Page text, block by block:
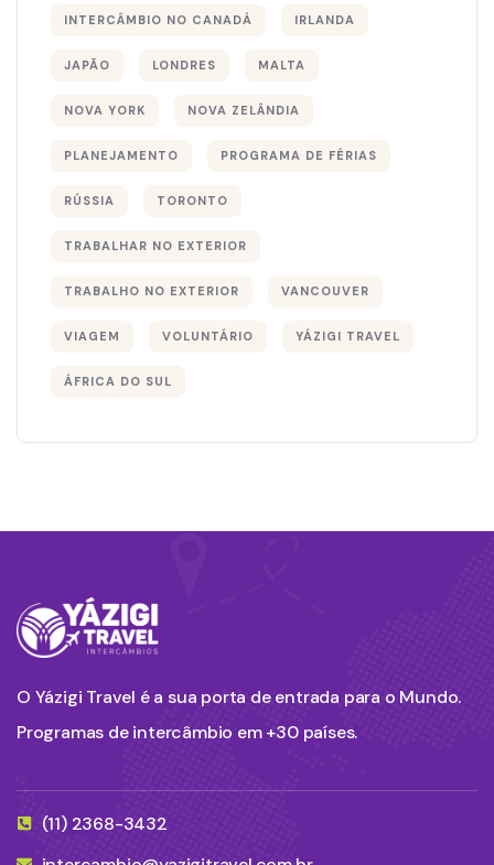
INTERCÂMBIO NO CANADÁ IRLANDA
JAPÃO LONDRES MALTA
NOVA YORK NOVA ZELÂNDIA
PLANEJAMENTO PROGRAMA DE FÉRIAS
RÚSSIA TORONTO
TRABALHAR NO EXTERIOR
TRABALHO NO EXTERIOR VANCOUVER
VIAGEM VOLUNTÁRIO YÁZIGI TRAVEL
ÁFRICA DO SUL
O Yázigi Travel é a sua porta de entrada para o Mundo.
Programas de intercâmbio em +30 países.
(11) 2368-3432